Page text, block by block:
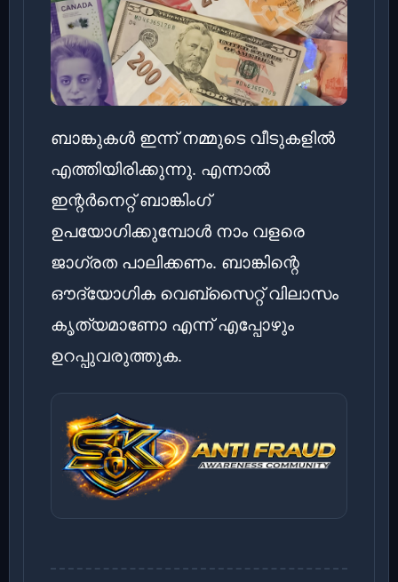
ബാങ്കുകൾ ഇന്ന് നമ്മുടെ വീടുകളിൽ
എത്തിയിരിക്കുന്നു. എന്നാൽ
ഇന്റർനെറ്റ് ബാങ്കിംഗ്
ഉപയോഗിക്കുമ്പോൾ നാം വളരെ
ജാഗ്രത പാലിക്കണം. ബാങ്കിന്റെ
ഔദ്യോഗിക വെബ്സൈറ്റ് വിലാസം
കൃത്യമാണോ എന്ന് എപ്പോഴും
ഉറപ്പുവരുത്തുക.